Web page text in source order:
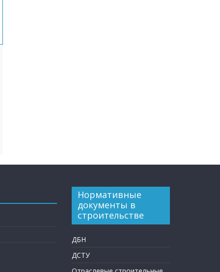
Нормативные
документы в
строительстве
ДБН
ДСТУ